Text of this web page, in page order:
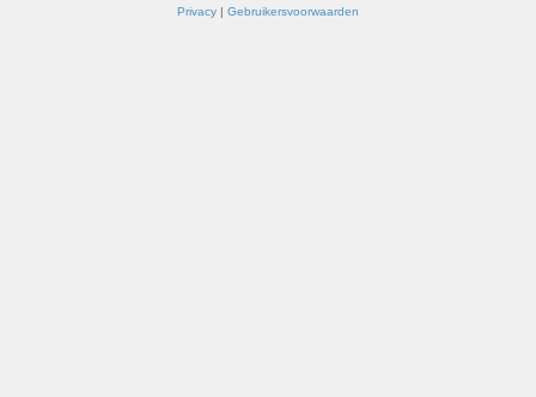
Privacy | Gebruikersvoorwaarden